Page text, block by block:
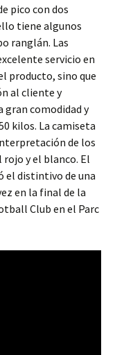
pico con dos
tiene algunos
ranglán. Las
servicio en
producto, sino que
al cliente y
gran comodidad y
kilos. La camiseta
de los
y el blanco. El
el distintivo de una
en la final de la
Club en el Parc